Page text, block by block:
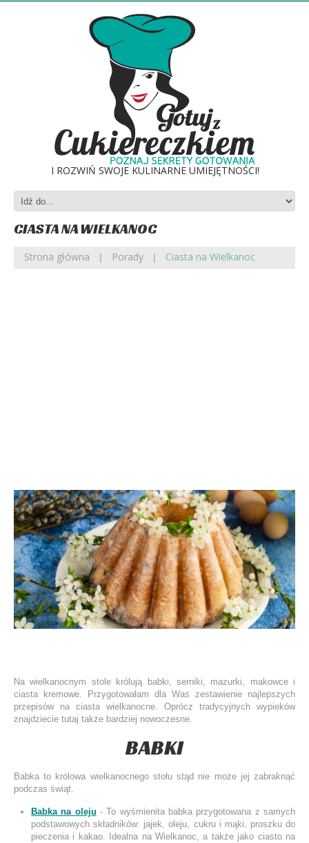
I ROZWIŃ SWOJE KULINARNE UMIEJĘTNOŚCI!
CIASTA NA WIELKANOC
Strona główna Porady Ciasta na Wielkanoc
Na wielkanocnym stole królują babki, serniki, mazurki, makowce i
ciasta kremowe. Przygotowałam dla Was zestawienie najlepszych
przepisów na ciasta wielkanocne. Oprócz tradycyjnych wypieków
znajdziecie tutaj także bardziej nowoczesne.
BABKI
Babka to królowa wielkanocnego stołu stąd nie może jej zabraknąć
podczas świąt.
Babka na oleju - To wyśmienita babka przygotowana z samych
podstawowych składników: jajek, oleju, cukru i mąki, proszku do
pieczenia i kakao. Idealna na Wielkanoc, a także jako ciasto na